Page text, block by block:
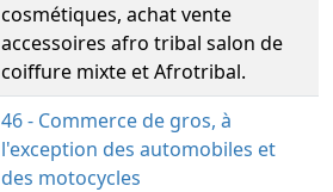
cosmétiques, achat vente
accessoires afro tribal salon de
coiffure mixte et Afrotribal.
46 - Commerce de gros, à
l'exception des automobiles et
des motocycles